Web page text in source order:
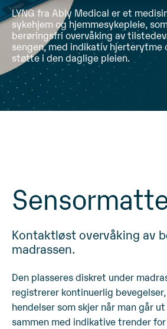
LYNG fra Ably Medical er et
sykehjem og hjemmesykepleie,
berøringsfri overvåking av
sengen, med indikativ hjerterytme
støtte i den daglige pleien.
Kontaktløstovervåking av
madrassen.
Den plasseres diskret under
registrerer kontinuerlig
hendelser som skjer når man går
sammen med indikative trender